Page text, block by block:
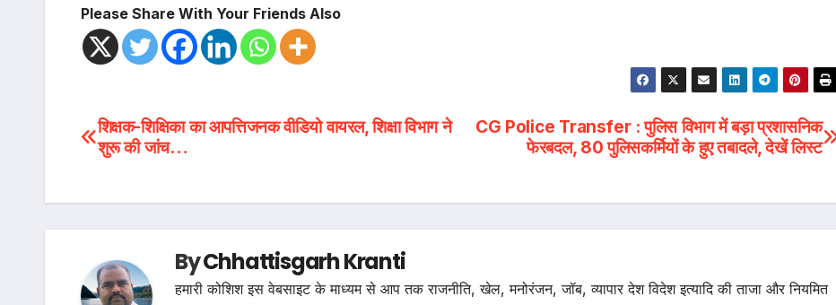
Please Share With Your Friends Also
Post
navigation
CG Police Transfer : पुलिस विभाग में बड़ा प्रशासनिक
फेरबदल, 80 पुलिसकर्मियों के हुए तबादले, देखें लिस्ट
शिक्षक-शिक्षिका का आपत्तिजनक वीडियो वायरल, शिक्षा विभाग ने
शुरू की जांच…
ByChhattisgarh Kranti
हमारी कोशिश इस वेबसाइट के माध्यम से आप तक राजनीति, खेल, मनोरंजन, जॉब, व्यापार देश विदेश इत्यादि की ताजा और नियमित